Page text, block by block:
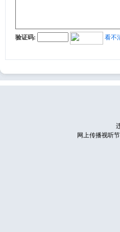
验证码: 看不
网上传播视听